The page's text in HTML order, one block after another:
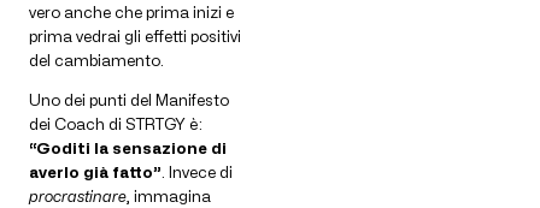
vero anche che prima inizi e
prima vedrai gli effetti positivi
del cambiamento.
Uno dei punti del Manifesto
dei Coach di STRTGY è:
“Goditi la sensazione di
averlo già fatto” . Invece di
procrastinare , immagina